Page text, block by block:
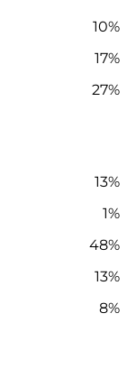
10%
17%
27%
13%
1%
48%
13%
8%